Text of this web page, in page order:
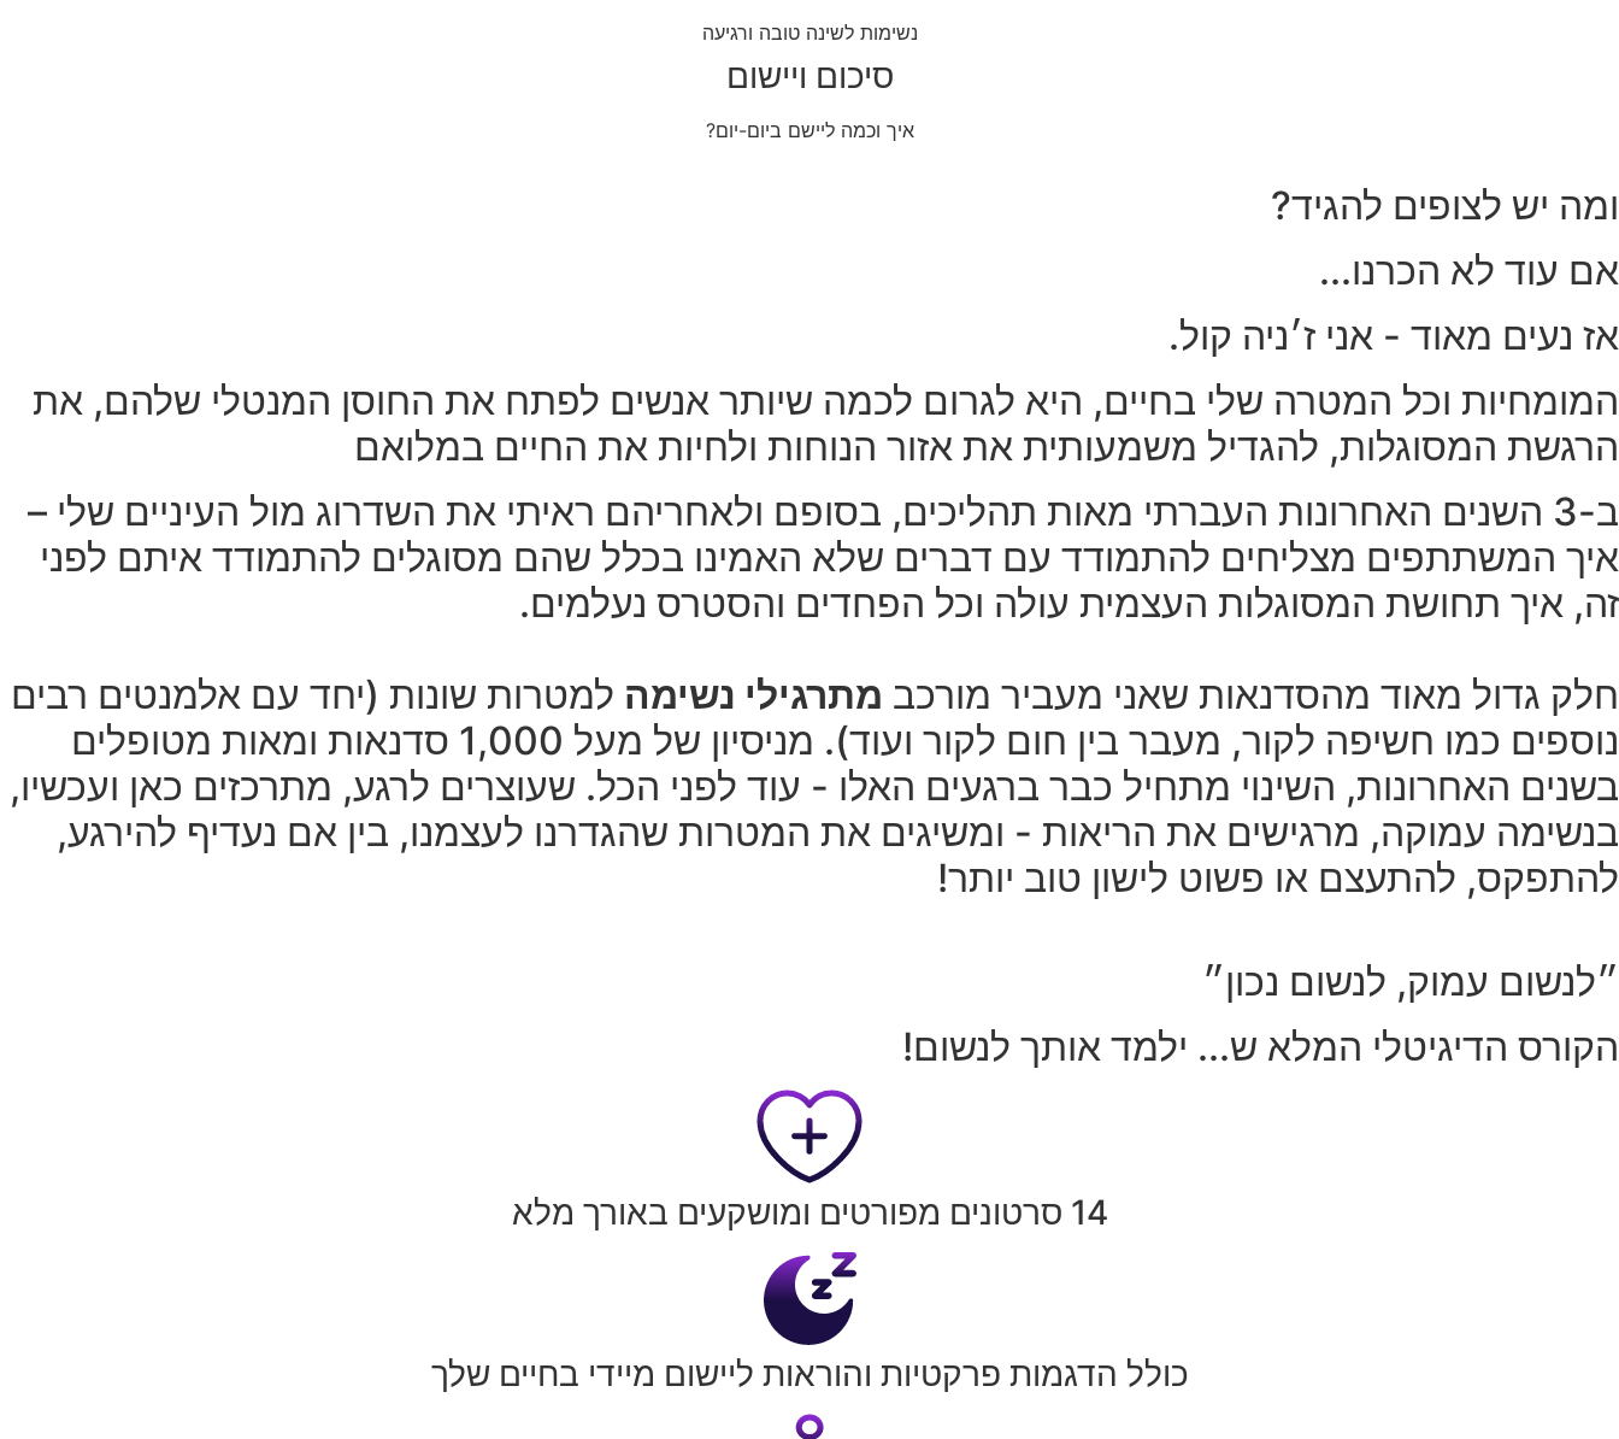
נשימות לשינה טובה ורגיעה
סיכום ויישום
איך וכמה ליישם ביום-יום?
ומה יש לצופים להגיד?
אם עוד לא הכרנו...
אז נעים מאוד - אני ז׳ניה קול.
המומחיות וכל המטרה שלי בחיים, היא לגרום לכמה שיותר אנשים לפתח את החוסן המנטלי שלהם, את
הרגשת המסוגלות, להגדיל משמעותית את אזור הנוחות ולחיות את החיים במלואם
ב-3 השנים האחרונות העברתי מאות תהליכים, בסופם ולאחריהם ראיתי את השדרוג מול העיניים שלי –
איך המשתתפים מצליחים להתמודד עם דברים שלא האמינו בכלל שהם מסוגלים להתמודד איתם לפני
זה, איך תחושת המסוגלות העצמית עולה וכל הפחדים והסטרס נעלמים.
חלק גדול מאוד מהסדנאות שאני מעביר מורכב מתרגילי נשימה למטרות שונות (יחד עם אלמנטים רבים
נוספים כמו חשיפה לקור, מעבר בין חום לקור ועוד). מניסיון של מעל 1,000 סדנאות ומאות מטופלים
בשנים האחרונות, השינוי מתחיל כבר ברגעים האלו - עוד לפני הכל. שעוצרים לרגע, מתרכזים כאן ועכשיו,
בנשימה עמוקה, מרגישים את הריאות - ומשיגים את המטרות שהגדרנו לעצמנו, בין אם נעדיף להירגע,
להתפקס, להתעצם או פשוט לישון טוב יותר!
״לנשום עמוק, לנשום נכון״
הקורס הדיגיטלי המלא ש... ילמד אותך לנשום!
14 סרטונים מפורטים ומושקעים באורך מלא
כולל הדגמות פרקטיות והוראות ליישום מיידי בחיים שלך